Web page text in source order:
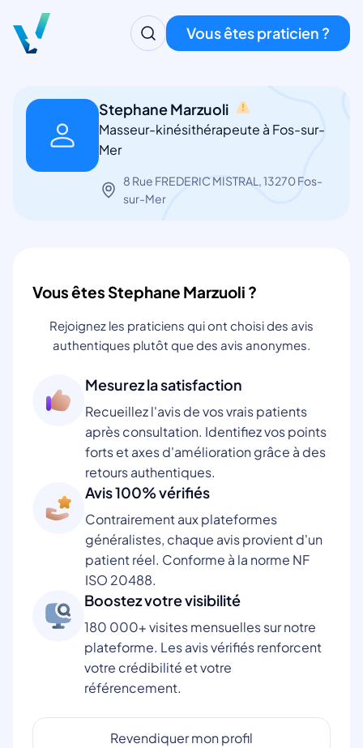
Vous êtes praticien ?
Stephane Marzuoli
Masseur-kinésithérapeute à Fos-sur-
Mer
8 Rue FREDERIC MISTRAL, 13270 Fos-
sur-Mer
Vous êtes Stephane Marzuoli ?
Rejoignez les praticiens qui ont choisi des avis
authentiques plutôt que des avis anonymes.
Mesurez la satisfaction
Recueillez l'avis de vos vrais patients
après consultation. Identifiez vos points
forts et axes d'amélioration grâce à des
retours authentiques.
Avis 100% vérifiés
Contrairement aux plateformes
généralistes, chaque avis provient d'un
patient réel. Conforme à la norme NF
ISO 20488.
Boostez votre visibilité
180 000+ visites mensuelles sur notre
plateforme. Les avis vérifiés renforcent
votre crédibilité et votre
référencement.
Revendiquer mon profil